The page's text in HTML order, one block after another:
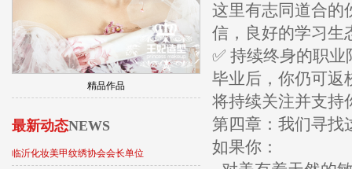
精品作品
最新动态NEWS
临沂化妆美甲纹绣协会会长单位
这里有志同道合的
信，良好的学习生
✅ 持续终身的职业
毕业后，你仍可返
将持续关注并支持
第四章：我们寻找
如果你：